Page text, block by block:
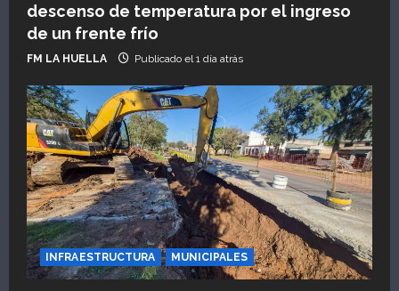
descenso de temperatura por el ingreso
de un frente frío
FM LA HUELLA Publicado el 1 día atrás
INFRAESTRUCTURA MUNICIPALES